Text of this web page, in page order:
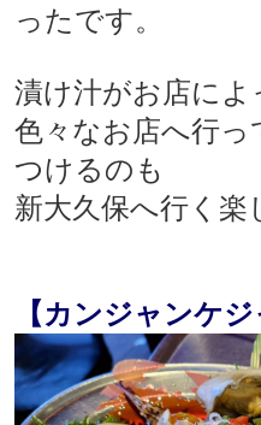
ったです。
漬け汁がお店に
色々なお店へ行っ
つけるのも
新大久保へ行く楽
【カンジャンケジ